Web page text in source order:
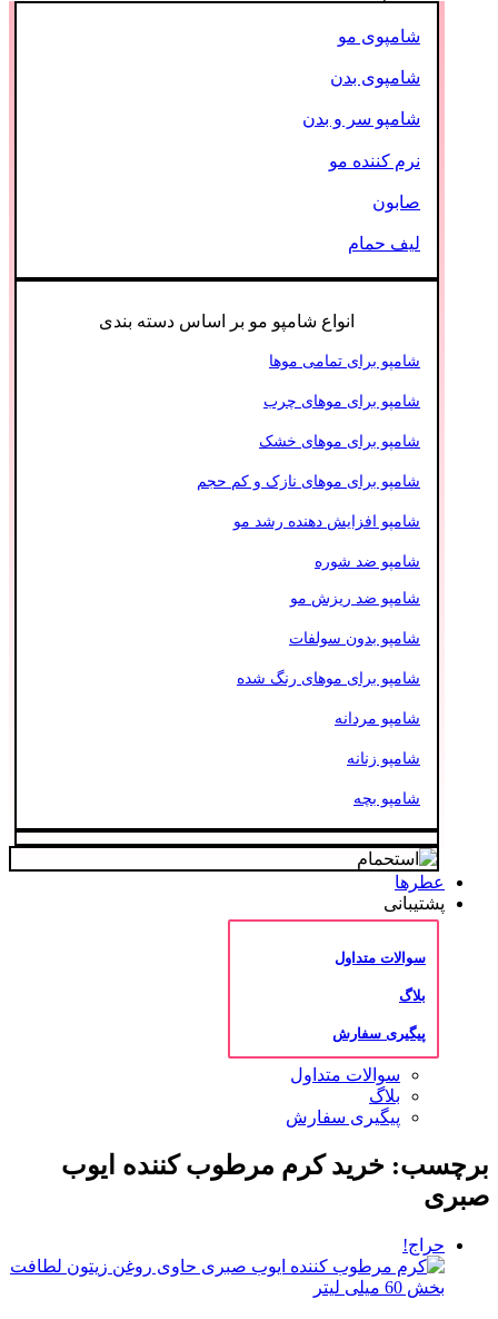
شامپوی مو
شامپوی بدن
شامپو سر و بدن
نرم کننده مو
صابون
لیف حمام
انواع شامپو مو بر اساس دسته بندی
شامپو برای تمامی موها
شامپو برای موهای چرب
شامپو برای موهای خشک
شامپو برای موهای نازک و کم حجم
شامپو افزایش دهنده رشد مو
شامپو ضد شوره
شامپو ضد ریزش مو
شامپو بدون سولفات
شامپو برای موهای رنگ شده
شامپو مردانه
شامپو زنانه
شامپو بچه
عطرها
پشتیبانی
سوالات متداول
بلاگ
پیگیری سفارش
سوالات متداول
بلاگ
پیگیری سفارش
برچسب: خرید کرم مرطوب کننده ایوب
صبری
حراج!